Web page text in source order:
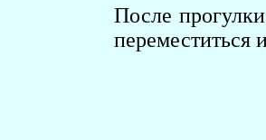
После